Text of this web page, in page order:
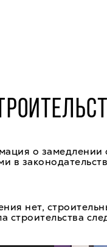
о замедлении
в
нет,
строительства